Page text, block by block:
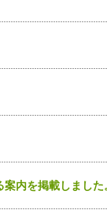
内を掲載しました